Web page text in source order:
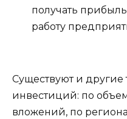
получать
работу
Существуют и
инвестиций: по
вложений, по